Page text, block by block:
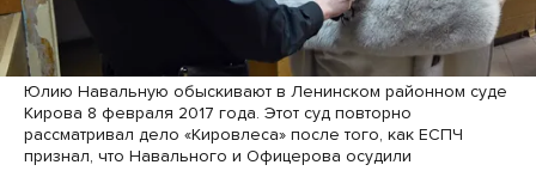
Юлию Навальную обыскивают в Ленинском районном суде
Кирова 8 февраля 2017 года. Этот суд повторно
рассматривал дело «Кировлеса» после того, как ЕСПЧ
признал, что Навального и Офицерова осудили